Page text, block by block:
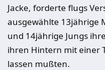
Jacke, forderte flugs
ausgewählte 13jährige
und 14jährige Jungs
ihren Hintern mit einer
lassen mußten.